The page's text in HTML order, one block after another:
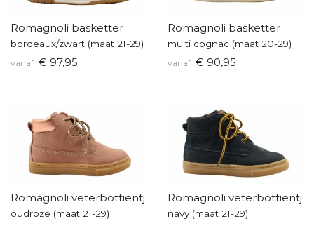
Romagnoli basketter
bordeaux/zwart (maat 21-29)
vanaf € 97,95
Romagnoli basketter
multi cognac (maat 20-29)
vanaf € 90,95
Romagnoli veterbottientje
oudroze (maat 21-29)
Romagnoli veterbottientje
navy (maat 21-29)